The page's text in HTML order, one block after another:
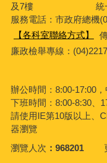
及7樓 統一編
服務電話：市政府總機
【各科室聯絡方式】
廉政檢舉專線：
辦公時間：8:00-17:00
下班時間：8:00-8:30、
請使用IE第10版以上、
器瀏覽
瀏覽人次
968201